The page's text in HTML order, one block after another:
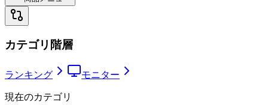
カテゴリ階層
ランキング モニター
現在のカテゴリ